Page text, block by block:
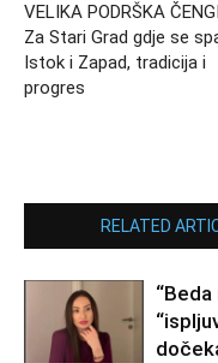
VELIKA PODRŠKA
Za Stari Grad gdje se
Istok i Zapad, tradicija i
progres
RELATED